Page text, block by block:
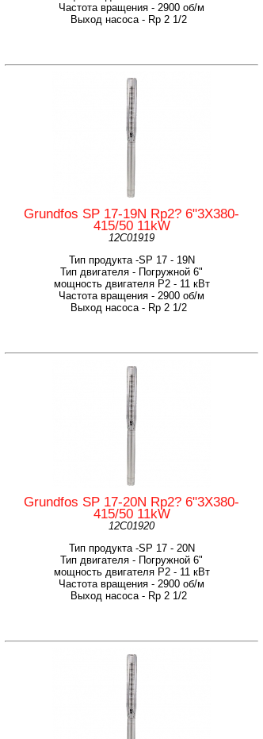
Частота вращения - 2900 об/м
Выход насоса - Rp 2 1/2
Grundfos SP 17-19N Rp2? 6"3X380-
415/50 11kW
12C01919
Тип продукта -SP 17 - 19N
Тип двигателя - Погружной 6"
мощность двигателя Р2 - 11 кВт
Частота вращения - 2900 об/м
Выход насоса - Rp 2 1/2
Grundfos SP 17-20N Rp2? 6"3X380-
415/50 11kW
12C01920
Тип продукта -SP 17 - 20N
Тип двигателя - Погружной 6"
мощность двигателя Р2 - 11 кВт
Частота вращения - 2900 об/м
Выход насоса - Rp 2 1/2